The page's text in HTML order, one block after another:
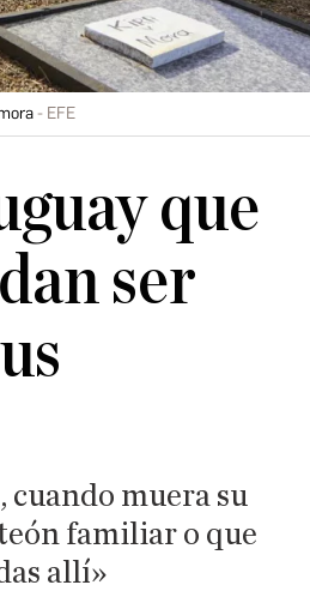
EFE
que
ser
muera su
familiar o que
allí»